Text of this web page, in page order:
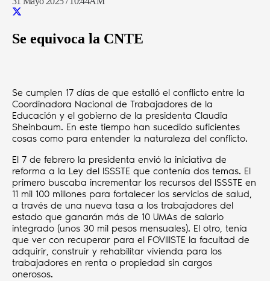
Se equivoca la CNTE
Se cumplen 17 días de que estalló el conflicto entre la
Coordinadora Nacional de Trabajadores de la
Educación y el gobierno de la presidenta Claudia
Sheinbaum. En este tiempo han sucedido suficientes
cosas como para entender la naturaleza del conflicto.
El 7 de febrero la presidenta envió la iniciativa de
reforma a la Ley del ISSSTE que contenía dos temas. El
primero buscaba incrementar los recursos del ISSSTE en
11 mil 100 millones para fortalecer los servicios de salud,
a través de una nueva tasa a los trabajadores del
estado que ganarán más de 10 UMAs de salario
integrado (unos 30 mil pesos mensuales). El otro, tenía
que ver con recuperar para el FOVIIISTE la facultad de
adquirir, construir y rehabilitar vivienda para los
trabajadores en renta o propiedad sin cargos
onerosos.